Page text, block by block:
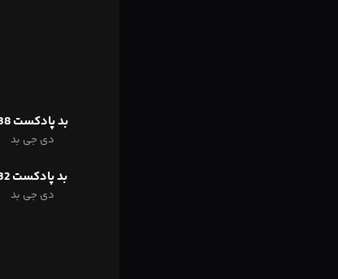
بد پادکست 38
دی جی بد
بد پادکست 32
دی جی بد